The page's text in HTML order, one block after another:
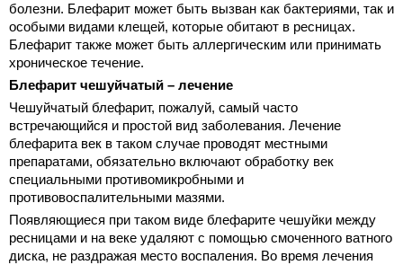
болезни. Блефарит может быть вызван как бактериями, так и
особыми видами клещей, которые обитают в ресницах.
Блефарит также может быть аллергическим или принимать
хроническое течение.
Блефарит чешуйчатый – лечение
Чешуйчатый блефарит, пожалуй, самый часто
встречающийся и простой вид заболевания. Лечение
блефарита век в таком случае проводят местными
препаратами, обязательно включают обработку век
специальными противомикробными и
противовоспалительными мазями.
Появляющиеся при таком виде блефарите чешуйки между
ресницами и на веке удаляют с помощью смоченного ватного
диска, не раздражая место воспаления. Во время лечения